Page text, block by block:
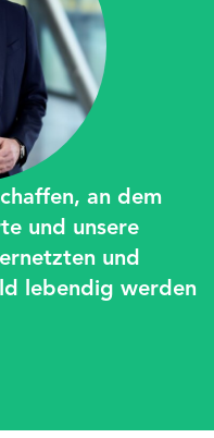
an dem
und unsere
und
lebendig werden